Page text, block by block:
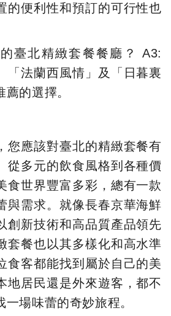
的便利性和預訂的可行性也
臺北精緻套餐餐廳？ A3:
「法蘭西風情」及「日暮裏
的選擇。
您應該對臺北的精緻套餐有
從多元的飲食風格到各種價
食世界豐富多彩，總有一款
與需求。就像長春京華海鮮
創新技術和高品質產品領先
套餐也以其多樣化和高水準
食客都能找到屬於自己的美
地居民還是外來遊客，都不
場味蕾的奇妙旅程。